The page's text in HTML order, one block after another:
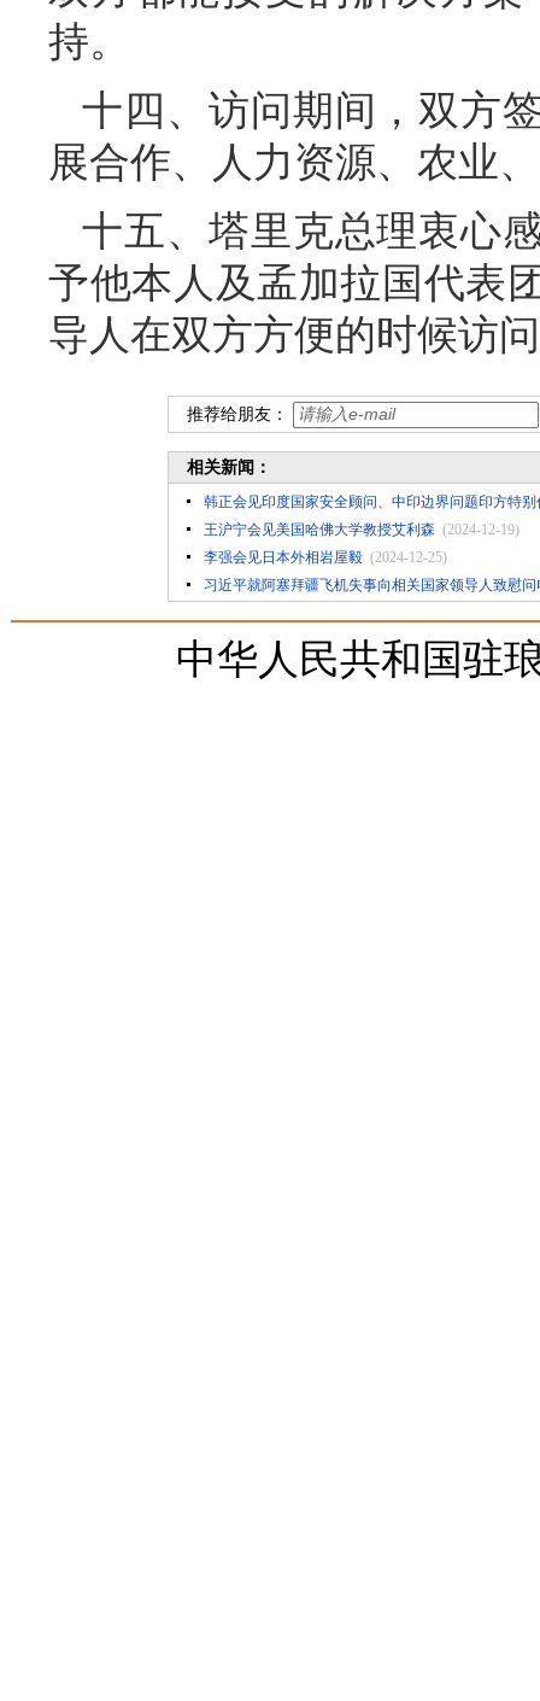
持。
十四、访问期间，双方
展合作、人力资源、农业
十五、塔里克总理衷心
予他本人及孟加拉国代表
导人在双方方便的时候访
推荐给朋友：
相关新闻：
韩正会见印度国家安全顾问、中印边界问题印方特
王沪宁会见美国哈佛大学教授艾利森 (2024-12-19)
李强会见日本外相岩屋毅 (2024-12-25)
习近平就阿塞拜疆飞机失事向相关国家领导人致慰问
中华人民共和国驻